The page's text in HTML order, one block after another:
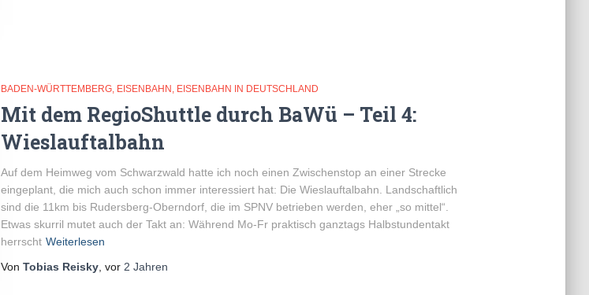
BADEN-WÜRTTEMBERG EISENBAHN EISENBAHN IN DEUTSCHLAND
Mit dem RegioShuttle durch BaWü – Teil 4:
Wieslauftalbahn
Auf dem Heimweg vom Schwarzwald hatte ich noch einen Zwischenstop an einer Strecke
eingeplant, die mich auch schon immer interessiert hat: Die Wieslauftalbahn. Landschaftlich
sind die 11km bis Rudersberg-Oberndorf, die im SPNV betrieben werden, eher „so mittel“.
Etwas skurril mutet auch der Takt an: Während Mo-Fr praktisch ganztags Halbstundentakt
herrscht Weiterlesen
Von Tobias Reisky, vor 2 Jahren